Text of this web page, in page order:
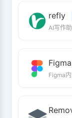
refly
AI写作
Figma